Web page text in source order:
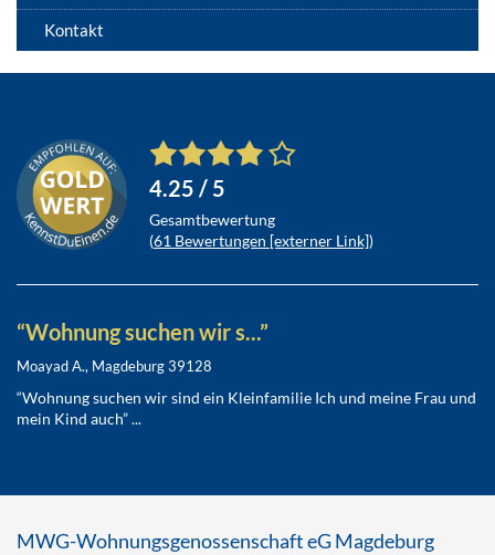
Kontakt
4.25 / 5
Gesamtbewertung
(61 Bewertungen [externer Link])
“Wohnung suchen wir s...”
Moayad A., Magdeburg 39128
“Wohnung suchen wir sind ein Kleinfamilie Ich und meine Frau und
mein Kind auch” ...
MWG-Wohnungsgenossenschaft eG Magdeburg